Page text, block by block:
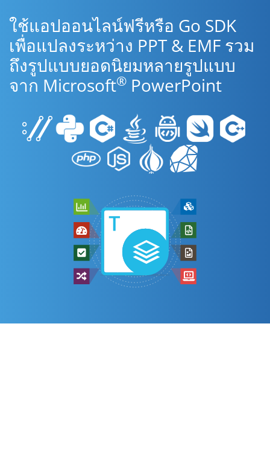
ใช้แอปออนไลน์ฟรีหรือ Go SDK
เพื่อแปลงระหว่าง PPT & EMF รวม
ถึงรูปแบบยอดนิยมหลายรูปแบบ
จาก Microsoft® PowerPoint